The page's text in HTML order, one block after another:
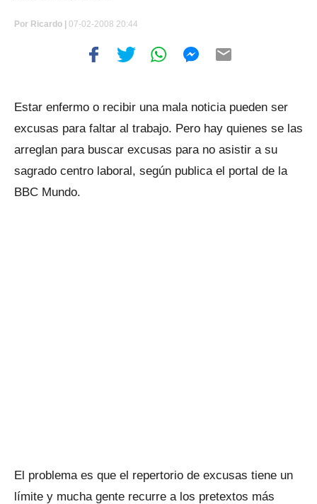
Por Ricardo | 07-02-2008 20:44
Estar enfermo o recibir una mala noticia pueden ser
excusas para faltar al trabajo. Pero hay quienes se las
arreglan para buscar excusas para no asistir a su
sagrado centro laboral, según publica el portal de la
BBC Mundo.
El problema es que el repertorio de excusas tiene un
límite y mucha gente recurre a los pretextos más